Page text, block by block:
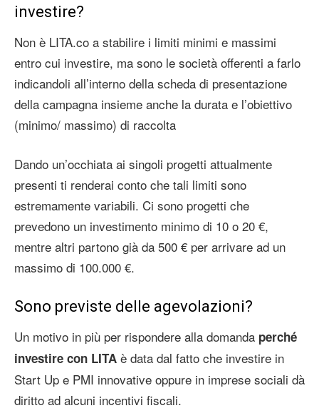
investire?
Non è LITA.co a stabilire i limiti minimi e massimi
entro cui investire, ma sono le società offerenti a farlo
indicandoli all’interno della scheda di presentazione
della campagna insieme anche la durata e l’obiettivo
(minimo/ massimo) di raccolta
Dando un’occhiata ai singoli progetti attualmente
presenti ti renderai conto che tali limiti sono
estremamente variabili. Ci sono progetti che
prevedono un investimento minimo di 10 o 20 €,
mentre altri partono già da 500 € per arrivare ad un
massimo di 100.000 €.
Sono previste delle agevolazioni?
Un motivo in più per rispondere alla domanda perché
investire con LITA è data dal fatto che investire in
Start Up e PMI innovative oppure in imprese sociali dà
diritto ad alcuni incentivi fiscali.